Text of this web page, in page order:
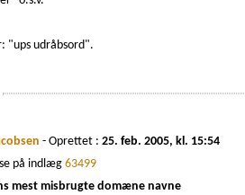
"ups udråbsord".
- Oprettet : 25. feb. 2005, kl. 15:54
på indlæg 63499
mest misbrugte domæne navne